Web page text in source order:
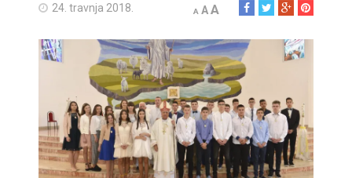
24. travnja 2018. A AA